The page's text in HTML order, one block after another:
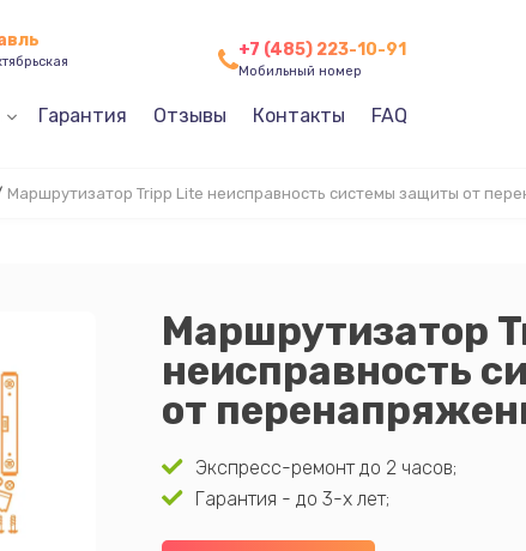
+7 (485) 223-10-91
Мобильный номер
Гарантия Отзывы Контакты FAQ
Маршрутизатор Tripp Lite неисправность системы защиты от
Маршрутизатор
неисправность
от
Экспресс-ремонт до 2 часов;
Гарантия - до 3-х лет;